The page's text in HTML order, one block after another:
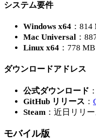
システム要件
Windows x64 ：
Mac Universal ：
Linux x64 ：778
ダウンロードアドレス
公式ダウンロード ：
GitHub リリース ：
Steam ：近日リリ
モバイル版